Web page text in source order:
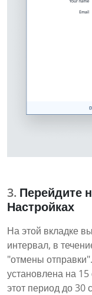
Перейдите
Настройках
На этой вкладке
интервал, в
"отмены
установлена на
этот период до 30